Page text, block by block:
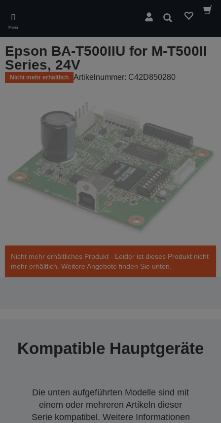
main
content
Menü
Suchen
Epson BA-T500IIU for M-T500II
Series, 24V
Nicht mehr erhältlich Artikelnummer: C42D850280
Nicht mehr erhältliches Produkt - Leider ist dieses Produkt nicht
mehr erhältlich. Weitere Angebote finden Sie unten.
Kompatible Hauptgeräte
Die unten aufgeführten Modelle sind mit
einem oder mehreren Artikeln dieser
Serie kompatibel. Weitere Informationen